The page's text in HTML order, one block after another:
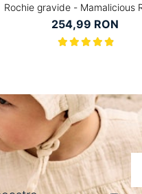
Rochie gravide - Mamalicious
254,99 RON